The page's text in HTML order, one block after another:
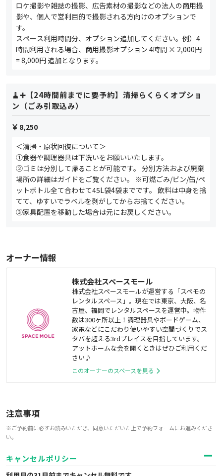
ロケ撮影や雑誌の撮影、広告素材の撮影などの法人の商用撮
影や、個人で営利目的で撮影される方向けのオプションで
す。
スペース利用時間分、オプション追加してください。例）4
時間利用される場合、商用撮影オプション 4時間 × 2,000円
= 8,000円 追加となります。
🧹➕【24時間前までに要予約】清掃らくらくオプショ
ン（ごみ引取込み）
8,250
＜清掃・原状回復について＞
①食器や調理器具は下洗いをお願いいたします。
②ゴミは分別して帰ることが可能です。 分別方法および廃棄
場所の詳細はガイドをご覧ください。 ※可燃ごみ/ビン/缶/ペ
ットボトル全て合わせて45L袋4袋までです。 飲料は中身を捨
てて、ゆすいでラベルを剥がしてからお捨てください。
③家具配置を移動した場合は元にお戻しください。
オーナー情報
株式会社スペースモール
株式会社スペースモールが運営する「スペモの
レンタルスペース」。現在では東京、大阪、名
古屋、福岡でレンタルスペースを運営中。物件
数は300ヶ所以上！調理器具やボードゲーム、
家電などにこだわり使いやすい空間づくりでス
タバを超える3rdプレイスを目指しています。
アットホームな会を開くときはぜひご利用くだ
さい♪
このオーナーのスペースを見る
注意事項
※ご予約前に必ずお読みいただき、同意いただいた上で予約フォームにお進みくださ
い。
キャンセルポリシー